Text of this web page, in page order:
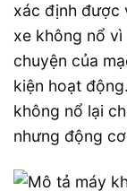
xác định được
xe không nổ vì
chuyện của
kiện hoạt
không nổ lại
nhưng động